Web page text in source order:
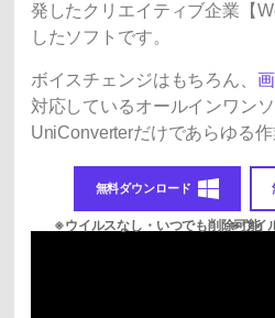
発したクリエイティブ企業【
したソフトです。
ボイスチェンジはもちろん、
対応しているオールインワンソ
UniConverterだけであらゆる作
無料ダウンロード